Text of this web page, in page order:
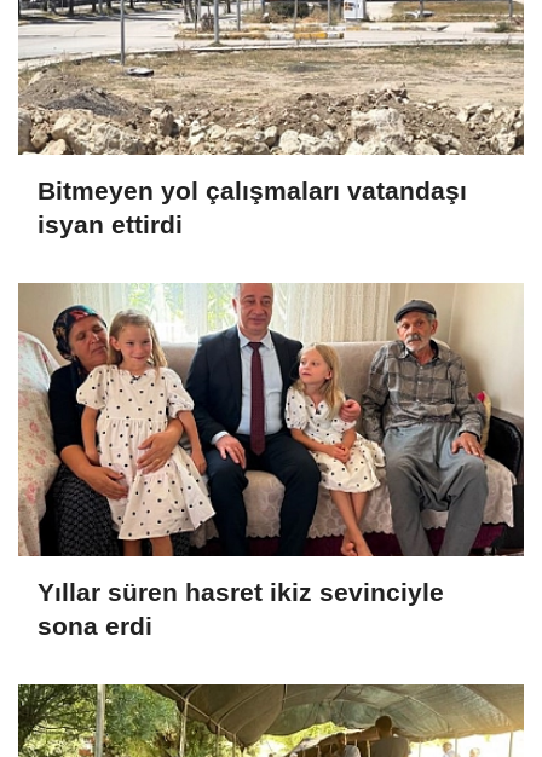
Bitmeyen yol çalışmaları vatandaşı
isyan ettirdi
Yıllar süren hasret ikiz sevinciyle
sona erdi